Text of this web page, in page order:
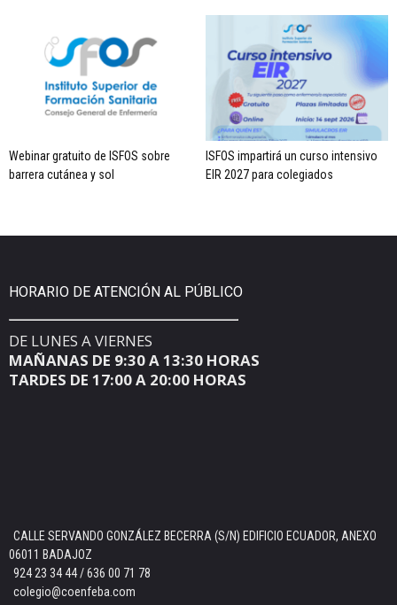
Webinar gratuito de ISFOS sobre
barrera cutánea y sol
ISFOS impartirá un curso intensivo
EIR 2027 para colegiados
HORARIO DE ATENCIÓN AL PÚBLICO
DE LUNES A VIERNES
MAÑANAS DE 9:30 A 13:30 HORAS
TARDES DE 17:00 A 20:00 HORAS
CALLE SERVANDO GONZÁLEZ BECERRA (S/N) EDIFICIO ECUADOR, ANEXO
06011 BADAJOZ
924 23 34 44 / 636 00 71 78
colegio@coenfeba.com